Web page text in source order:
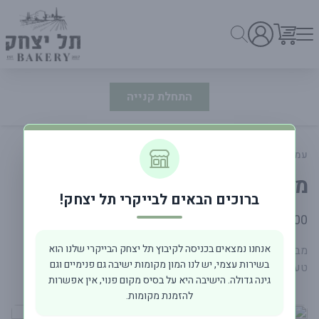
התחלת קנייה
עמוד ראשי מעדניה וסלטים
מיקס זיתים מתובלים
פרטי המוצר
18.00 ₪
מבחר זיתים עסיסיים בתיבול עשבי תיבול ושום שמוסיף עומק
טעמים.
ברוכים הבאים לבייקרי תל יצחק!
אנחנו נמצאים בכניסה לקיבוץ תל יצחק הבייקרי שלנו הוא
בשירות עצמי, יש לנו המון מקומות ישיבה גם פנימיים וגם
גינה גדולה. הישיבה היא על בסיס מקום פנוי, אין אפשרות
להזמנת מקומות.